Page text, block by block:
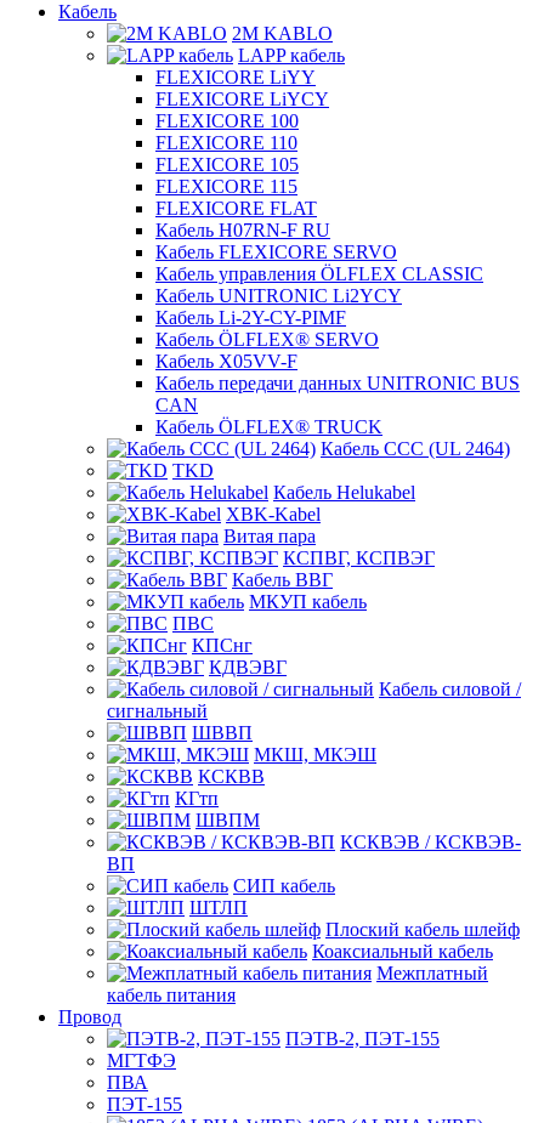
Кабель
2M KABLO
LAPP кабель
FLEXICORE LiYY
FLEXICORE LiYCY
FLEXICORE 100
FLEXICORE 110
FLEXICORE 105
FLEXICORE 115
FLEXICORE FLAT
Кабель H07RN-F RU
Кабель FLEXICORE SERVO
Кабель управления ÖLFLEX CLASSIC
Кабель UNITRONIC Li2YCY
Кабель Li-2Y-CY-PIMF
Кабель ÖLFLEX® SERVO
Кабель X05VV-F
Кабель передачи данных UNITRONIC BUS
CAN
Кабель ÖLFLEX® TRUCK
Кабель CCC (UL 2464)
TKD
Кабель Helukabel
XBK-Kabel
Витая пара
КСПВГ, КСПВЭГ
Кабель ВВГ
МКУП кабель
ПВС
КПСнг
КДВЭВГ
Кабель силовой /
сигнальный
ШВВП
МКШ, МКЭШ
КСКВВ
КГтп
ШВПМ
КСКВЭВ / КСКВЭВ-
ВП
СИП кабель
ШТЛП
Плоский кабель шлейф
Коаксиальный кабель
Межплатный
кабель питания
Провод
ПЭТВ-2, ПЭТ-155
МГТФЭ
ПВА
ПЭТ-155